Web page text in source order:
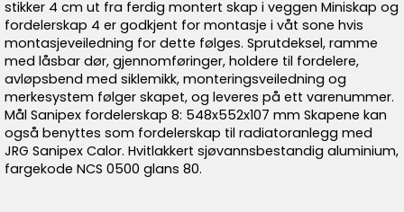
stikker 4 cm ut fra ferdig montert skap i veggen Miniskap og
fordelerskap 4 er godkjent for montasje i våt sone hvis
montasjeveiledning for dette følges. Sprutdeksel, ramme
med låsbar dør, gjennomføringer, holdere til fordelere,
avløpsbend med siklemikk, monteringsveiledning og
merkesystem følger skapet, og leveres på ett varenummer.
Mål Sanipex fordelerskap 8: 548x552x107 mm Skapene kan
også benyttes som fordelerskap til radiatoranlegg med
JRG Sanipex Calor. Hvitlakkert sjøvannsbestandig aluminium,
fargekode NCS 0500 glans 80.